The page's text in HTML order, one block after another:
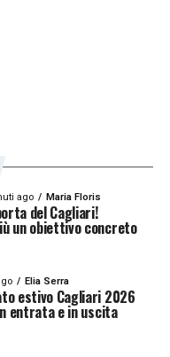
ago Maria Floris
del Cagliari!
un obiettivo concreto
Elia Serra
estivo Cagliari 2026
entrata e in uscita